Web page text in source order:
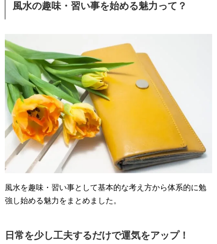
風水の趣味・習い事を始める魅力って？
風水を趣味・習い事として基本的な考え方から体系的に勉
強し始める魅力をまとめました。
日常を少し工夫するだけで運気をアップ！